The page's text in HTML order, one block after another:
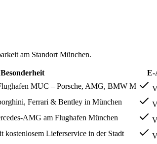
am Standort München.
Besonderheit E-
MUC – Porsche, AMG, BMW M
Ferrari & Bentley in München
AMG am Flughafen München
kostenlosem Lieferservice in der Stadt